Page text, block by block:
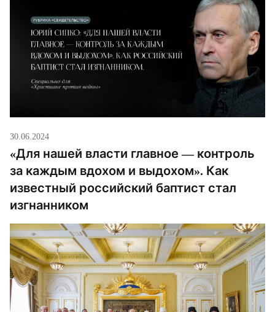
30.06.2024
«Для нашей власти главное — контроль
за каждым вдохом и выдохом». Как
известный российский баптист стал
изгнанником